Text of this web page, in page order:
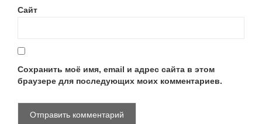
Сайт
Сохранить моё имя, email и адрес сайта в этом
браузере для последующих моих комментариев.